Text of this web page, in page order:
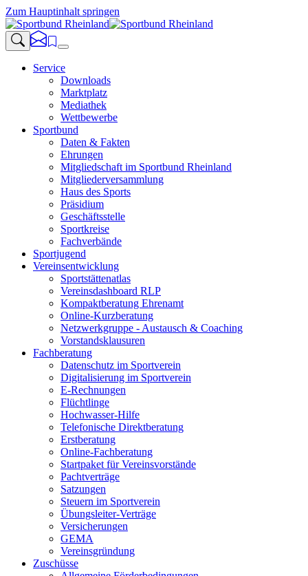
Zum Hauptinhalt springen
Service
Downloads
Marktplatz
Mediathek
Wettbewerbe
Sportbund
Daten & Fakten
Ehrungen
Mitgliedschaft im Sportbund Rheinland
Mitgliederversammlung
Haus des Sports
Präsidium
Geschäftsstelle
Sportkreise
Fachverbände
Sportjugend
Vereinsentwicklung
Sportstättenatlas
Vereinsdashboard RLP
Kompaktberatung Ehrenamt
Online-Kurzberatung
Netzwerkgruppe - Austausch & Coaching
Vorstandsklausuren
Fachberatung
Datenschutz im Sportverein
Digitalisierung im Sportverein
E-Rechnungen
Flüchtlinge
Hochwasser-Hilfe
Telefonische Direktberatung
Erstberatung
Online-Fachberatung
Startpaket für Vereinsvorstände
Pachtverträge
Satzungen
Steuern im Sportverein
Übungsleiter-Verträge
Versicherungen
GEMA
Vereinsgründung
Zuschüsse